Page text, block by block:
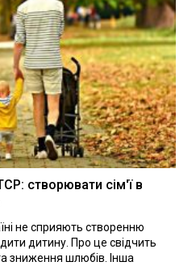
створювати сім'ї в
не сприяють створенню
дитину. Про це свідчить
зниження шлюбів. Інша